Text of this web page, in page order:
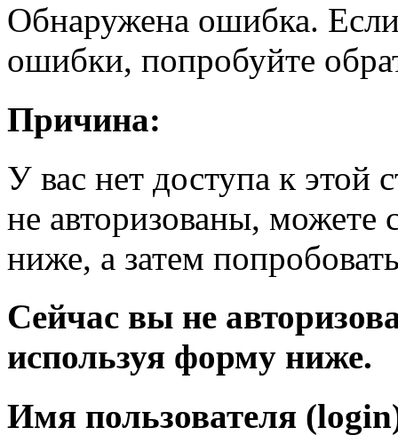
Обнаружена ошибка.
ошибки, попробуйте
Причина:
У вас нет доступа к
не авторизованы, можете
ниже, а затем
Сейчас вы не
используя форму ниже.
Имя пользователя